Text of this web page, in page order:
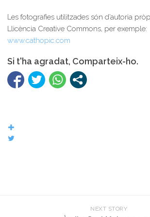
Les fotografies utilitzades són d’autoria
Llicència Creative Commons, per exemple:
www.cathopic.com
Si t'ha agradat, Comparteix-ho.
NEXT STORY